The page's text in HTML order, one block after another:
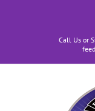
Call Us or